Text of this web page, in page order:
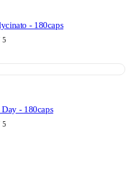
- 180caps
5
- 180caps
5